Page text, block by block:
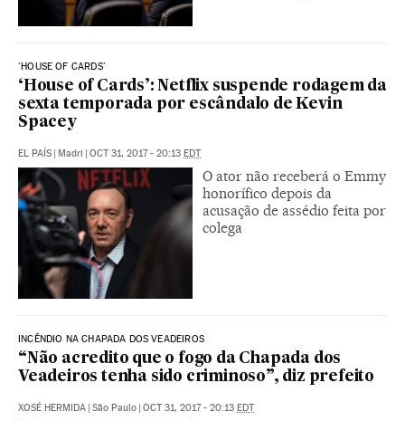
'HOUSE OF CARDS'
‘House of Cards’: Netflix suspende rodagem da
sexta temporada por escândalo de Kevin
Spacey
EL PAÍS Madri OCT 31, 2017 - 20:13 EDT
O ator não receberá o Emmy
honorífico depois da
acusação de assédio feita por
colega
INCÊNDIO NA CHAPADA DOS VEADEIROS
“Não acredito que o fogo da Chapada dos
Veadeiros tenha sido criminoso”, diz prefeito
XOSÉ HERMIDA | São Paulo | OCT 31, 2017 - 20:13 EDT